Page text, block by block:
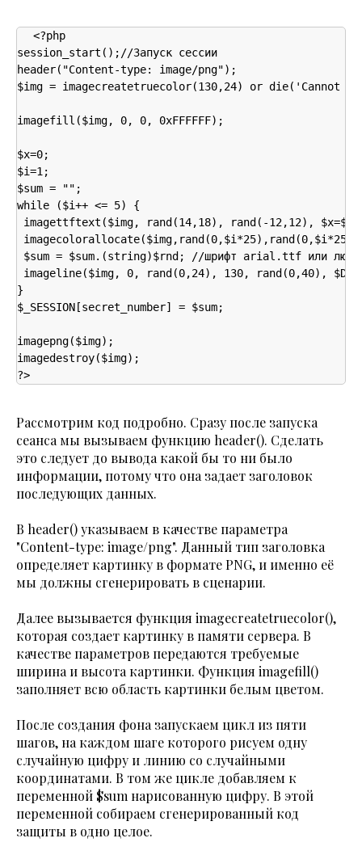
<?php
session_start();//Запуск сессии
header("Content-type: image/png");
$img = imagecreatetruecolor(130,24) or die('Cannot
imagefill($img, 0, 0, 0xFFFFFF);
$x=0;
$i=1;
$sum = "";
while ($i++ <= 5) {
imagettftext($img, rand(14,18), rand(-12,12),
$sum = $sum.(string)$rnd; //шрифт arial.ttf или любой
imageline($img, 0, rand(0,24), 130, rand(0,40),
}
$_SESSION[secret_number] = $sum;
imagepng($img);
imagedestroy($img);
?>
Рассмотрим код подробно. Сразу после запуска
сеанса мы вызываем функцию header(). Сделать
это следует до вывода какой бы то ни было
информации, потому что она задает заголовок
последующих данных.
В header() указываем в качестве параметра
"Content-type: image/png". Данный тип заголовка
определяет картинку в формате PNG, и именно её
мы должны сгенерировать в сценарии.
Далее вызывается функция imagecreatetruecolor(),
которая создает картинку в памяти сервера. В
качестве параметров передаются требуемые
ширина и высота картинки. Функция imagefill()
заполняет всю область картинки белым цветом.
После создания фона запускаем цикл из пяти
шагов, на каждом шаге которого рисуем одну
случайную цифру и линию со случайными
координатами. В том же цикле добавляем к
переменной $sum нарисованную цифру. В этой
переменной собираем сгенерированный код
защиты в одно целое.